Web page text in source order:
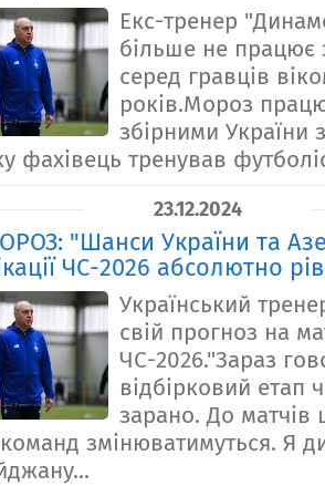
Екс-тренер
більше не працює
серед гравців
років.Мороз
збірними України
фахівець тренував
23.12.2024
"Шанси України та
ЧС-2026 абсолютно
Український
свій прогноз на
ЧС-2026."Зараз
відбірковий етап
зарано. До матчів
змінюватимуться. Я